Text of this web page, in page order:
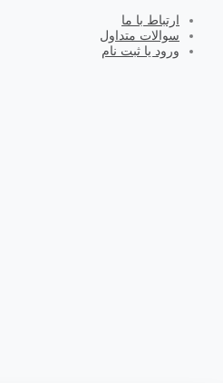
ارتباط با ما
سوالات متداول
ورود یا ثبت نام